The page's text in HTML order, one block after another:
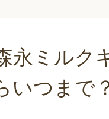
永ミルク
いつまで